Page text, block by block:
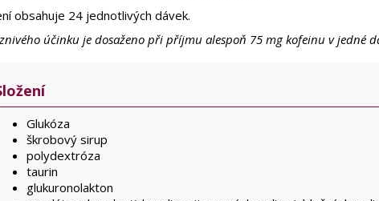
obsahuje 24 jednotlivých dávek.
účinku je dosaženo při příjmu alespoň 75 mg kofeinu v jedné
Glukóza
škrobový sirup
polydextróza
taurin
glukuronolakton